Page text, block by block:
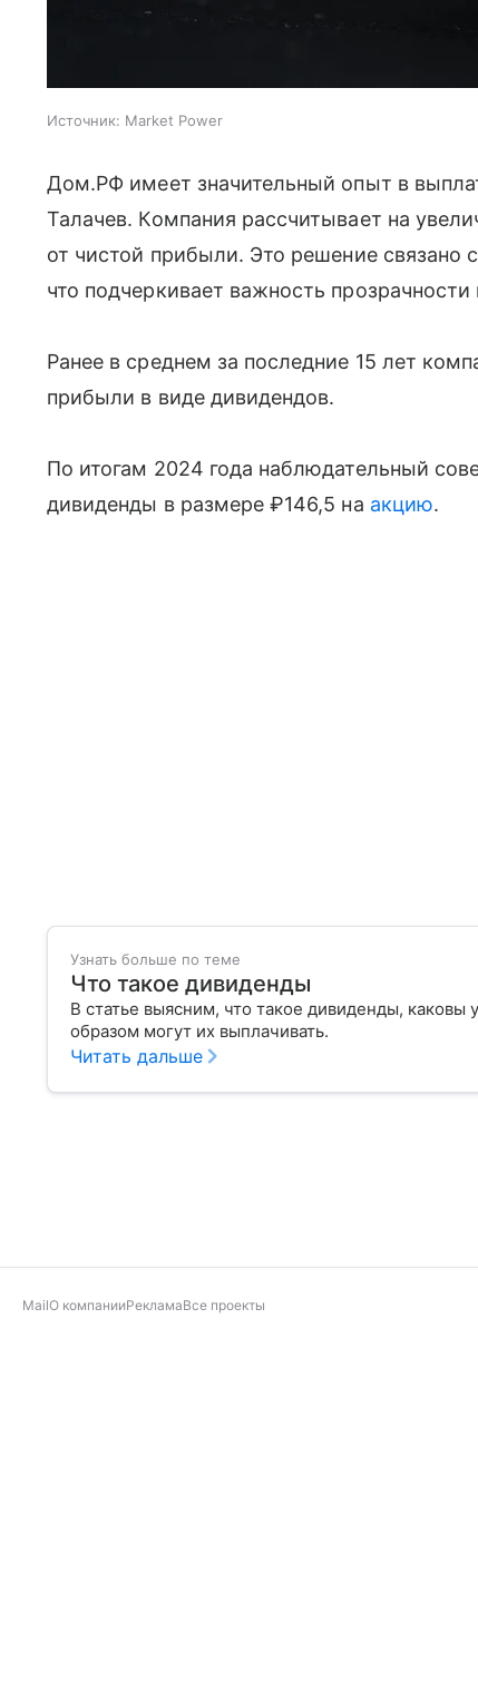
Источник: Market Power
Дом.РФ имеет значительный опыт в
Талачев. Компания рассчитывает на
от чистой прибыли. Это решение связано
что подчеркивает важность
Ранее в среднем за последние 15 лет
прибыли в виде дивидендов.
По итогам 2024 года наблюдательный
дивиденды в размере ₽146,5 на акцию.
Узнать больше по теме
Что такое дивиденды
В статье выясним, что такое дивиденды,
образом могут их выплачивать.
Читать дальше
MailО компанииРекламаВсе проекты